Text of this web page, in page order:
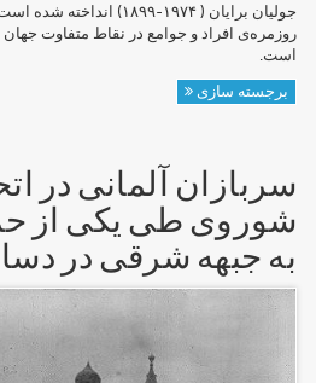
جولیان برایان ( ۱۹۷۴-۱۸۹۹)
روزمره‌ی افراد و جوامع در نقاط متفاوت
است.
برجسته سازی
سربازان آلمانی در
شوروی طی یکی از
به جبهه شرقی در دسامبر